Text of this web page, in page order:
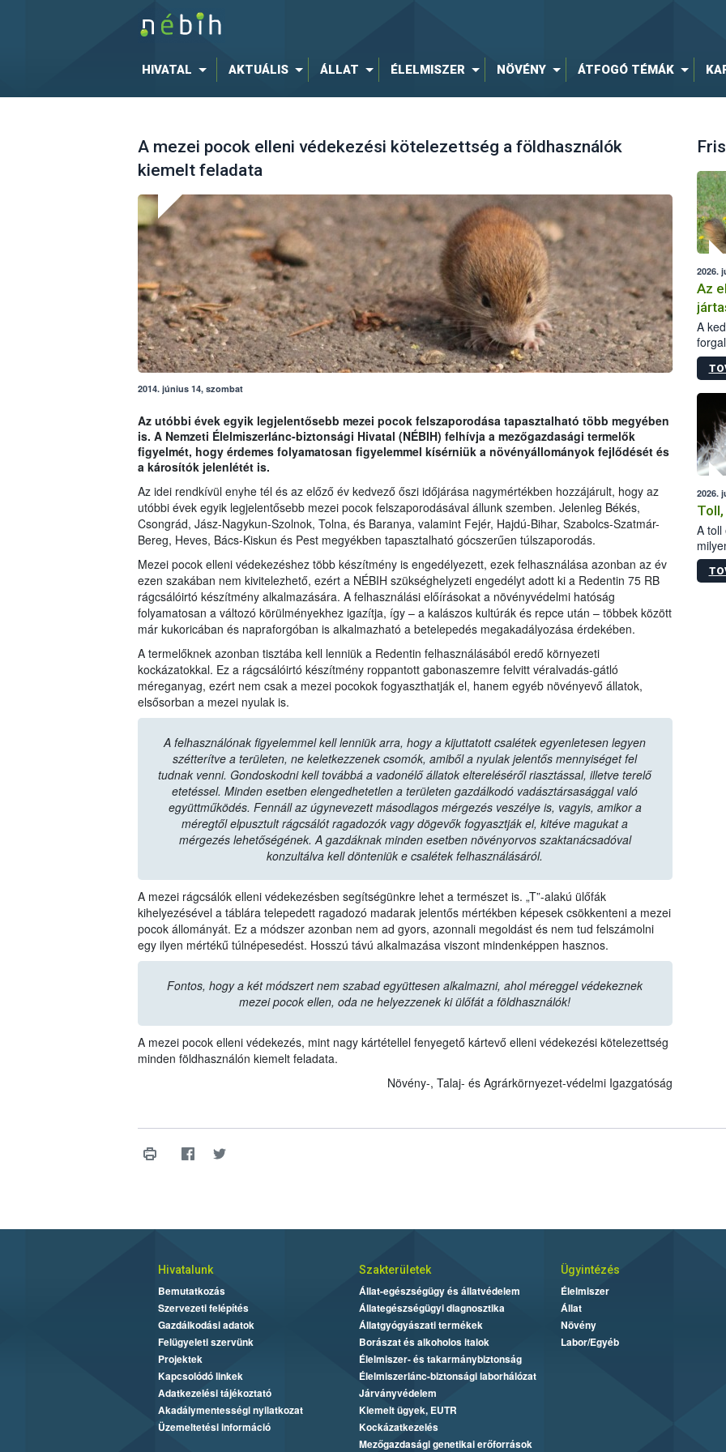
HIVATAL AKTUÁLIS ÁLLAT ÉLELMISZER NÖVÉNY ÁTFOGÓ TÉMÁK
A mezei pocok elleni védekezési kötelezettség a földhasználók
kiemelt feladata
2014. június 14, szombat
Az utóbbi évek egyik legjelentősebb mezei pocok felszaporodása tapasztalható több megyében
is. A Nemzeti Élelmiszerlánc-biztonsági Hivatal (NÉBIH) felhívja a mezőgazdasági termelők
figyelmét, hogy érdemes folyamatosan figyelemmel kísérniük a növényállományok fejlődését és
a károsítók jelenlétét is.
Az idei rendkívül enyhe tél és az előző év kedvező őszi időjárása nagymértékben hozzájárult, hogy az
utóbbi évek egyik legjelentősebb mezei pocok felszaporodásával állunk szemben. Jelenleg Békés,
Csongrád, Jász-Nagykun-Szolnok, Tolna, és Baranya, valamint Fejér, Hajdú-Bihar, Szabolcs-Szatmár-
Bereg, Heves, Bács-Kiskun és Pest megyékben tapasztalható gócszerűen túlszaporodás.
Mezei pocok elleni védekezéshez több készítmény is engedélyezett, ezek felhasználása azonban az év
ezen szakában nem kivitelezhető, ezért a NÉBIH szükséghelyzeti engedélyt adott ki a Redentin 75 RB
rágcsálóirtó készítmény alkalmazására. A felhasználási előírásokat a növényvédelmi hatóság
folyamatosan a változó körülményekhez igazítja, így – a kalászos kultúrák és repce után – többek között
már kukoricában és napraforgóban is alkalmazható a betelepedés megakadályozása érdekében.
A termelőknek azonban tisztába kell lenniük a Redentin felhasználásából eredő környezeti
kockázatokkal. Ez a rágcsálóirtó készítmény roppantott gabonaszemre felvitt véralvadás-gátló
méreganyag, ezért nem csak a mezei pocokok fogyaszthatják el, hanem egyéb növényevő állatok,
elsősorban a mezei nyulak is.
A felhasználónak figyelemmel kell lenniük arra, hogy a kijuttatott csalétek egyenletesen legyen
szétterítve a területen, ne keletkezzenek csomók, amiből a nyulak jelentős mennyiséget fel
tudnak venni. Gondoskodni kell továbbá a vadonélő állatok eltereléséről riasztással, illetve terelő
etetéssel. Minden esetben elengedhetetlen a területen gazdálkodó vadásztársasággal való
együttműködés. Fennáll az úgynevezett másodlagos mérgezés veszélye is, vagyis, amikor a
méregtől elpusztult rágcsálót ragadozók vagy dögevők fogyasztják el, kitéve magukat a
mérgezés lehetőségének. A gazdáknak minden esetben növényorvos szaktanácsadóval
konzultálva kell dönteniük e csalétek felhasználásáról.
A mezei rágcsálók elleni védekezésben segítségünkre lehet a természet is. „T”-alakú ülőfák
kihelyezésével a táblára telepedett ragadozó madarak jelentős mértékben képesek csökkenteni a mezei
pocok állományát. Ez a módszer azonban nem ad gyors, azonnali megoldást és nem tud felszámolni
egy ilyen mértékű túlnépesedést. Hosszú távú alkalmazása viszont mindenképpen hasznos.
Fontos, hogy a két módszert nem szabad együttesen alkalmazni, ahol méreggel védekeznek
mezei pocok ellen, oda ne helyezzenek ki ülőfát a földhasználók!
A mezei pocok elleni védekezés, mint nagy kártétellel fenyegető kártevő elleni védekezési kötelezettség
minden földhasználón kiemelt feladata.
Növény-, Talaj- és Agrárkörnyezet-védelmi Igazgatóság
2026.
Az
A
2026.
A toll
Hivatalunk
Bemutatkozás
Szervezeti felépítés
Gazdálkodási adatok
Felügyeleti szervünk
Projektek
Kapcsolódó linkek
Adatkezelési tájékoztató
Akadálymentességi nyilatkozat
Üzemeltetési információ
Szakterületek
Állat-egészségügy és állatvédelem
Állategészségügyi diagnosztika
Állatgyógyászati termékek
Borászat és alkoholos italok
Élelmiszer- és takarmánybiztonság
Élelmiszerlánc-biztonsági laborhálózat
Járványvédelem
Kiemelt ügyek, EUTR
Kockázatkezelés
Mezőgazdasági genetikai erőforrások
Ügyintézés
Élelmiszer
Állat
Növény
Labor/Egyéb